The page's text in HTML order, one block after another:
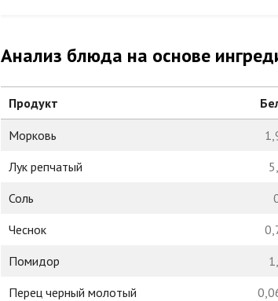
Анализ блюда на основе
Продукт
Морковь
Лук репчатый
Соль
Чеснок
Помидор
Перец черный молотый